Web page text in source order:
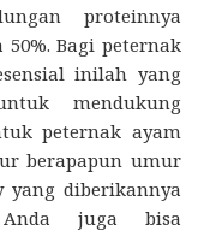
proteinnya
Bagi peternak
inilah yang
mendukung
peternak ayam
berapapun umur
yang diberikannya
Anda juga bisa